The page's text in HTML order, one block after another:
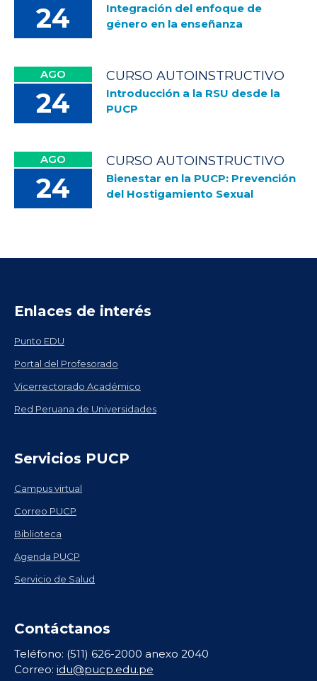
24
Integración del enfoque de
género en la enseñanza
AGO
24
CURSO AUTOINSTRUCTIVO
Introducción a la RSU desde la
PUCP
AGO
24
CURSO AUTOINSTRUCTIVO
Bienestar en la PUCP: Prevención
del Hostigamiento Sexual
Enlaces de interés
Punto EDU
Portal del Profesorado
Vicerrectorado Académico
Red Peruana de Universidades
Servicios PUCP
Campus virtual
Correo PUCP
Biblioteca
Agenda PUCP
Servicio de Salud
Contáctanos
Teléfono: (511) 626-2000 anexo 2040
Correo: idu@pucp.edu.pe